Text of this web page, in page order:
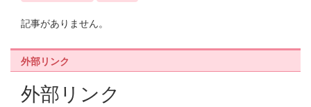
記事がありません。
外部リンク
外部リンク